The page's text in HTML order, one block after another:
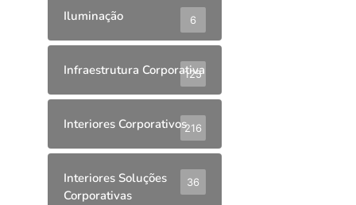
Iluminação 6
Infraestrutura Corporativa
125
Interiores Corporativos216
Interiores Soluções
Corporativas
36